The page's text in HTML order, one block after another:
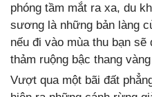
phóng tầm mắt ra xa, du
sương là những bản làng
nếu đi vào mùa thu bạn
thảm ruộng bậc thang
Vượt qua một bãi đất